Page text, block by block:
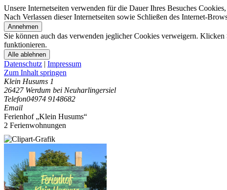
Unsere Internetseiten verwenden für die Dauer Ihres Besuches
Nach Verlassen dieser Internetseiten sowie Schließen des Internet-
Annehmen
Sie können auch das verwenden jeglicher Cookies verweigern.
funktionieren.
Alle ablehnen
Datenschutz | Impressum
Zum Inhalt springen
Klein Husums 1
26427 Werdum bei Neuharlingersiel
Telefon04974 9148682
Email
Ferienhof „Klein Husums“
2 Ferienwohnungen